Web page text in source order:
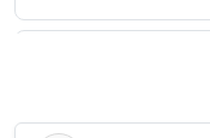
ريال مدريد